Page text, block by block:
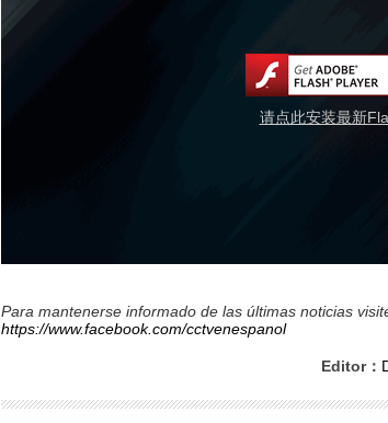
请点此安装最新
Para mantenerse informado de las últimas noticias
https://www.facebook.com/cctvenespanol
Editor：